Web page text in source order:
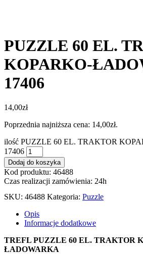
PUZZLE 60 EL.
KOPARKO-
17406
14,00zł
Poprzednia najniższa cena: 14,00zł.
ilość PUZZLE 60 EL. TRAKTOR
17406
Dodaj do koszyka
Kod produktu: 46488
Czas realizacji zamówienia: 24h
SKU: 46488 Kategoria: Puzzle
Opis
Informacje dodatkowe
TREFL PUZZLE 60 EL. TRAKTOR
ŁADOWARKA